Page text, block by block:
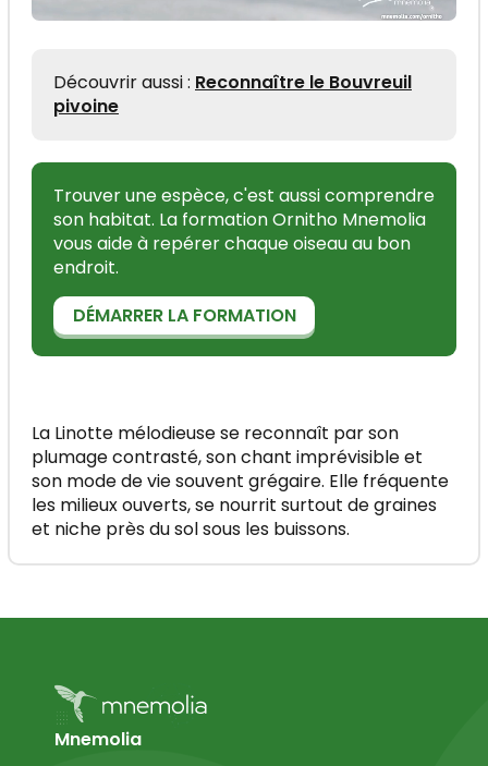
Découvrir aussi : Reconnaître le Bouvreuil
pivoine
Trouver une espèce, c'est aussi comprendre
son habitat. La formation Ornitho Mnemolia
vous aide à repérer chaque oiseau au bon
endroit.
DÉMARRER LA FORMATION
La Linotte mélodieuse se reconnaît par son
plumage contrasté, son chant imprévisible et
son mode de vie souvent grégaire. Elle fréquente
les milieux ouverts, se nourrit surtout de graines
et niche près du sol sous les buissons.
Mnemolia